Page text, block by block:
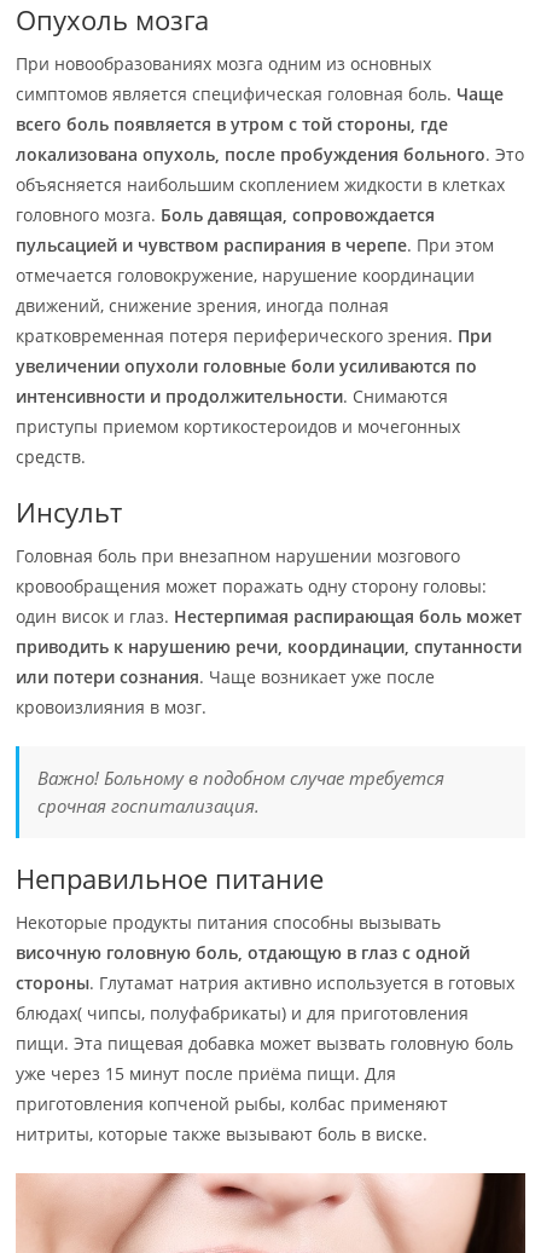
Опухоль мозга
При новообразованиях мозга одним из основных
симптомов является специфическая головная боль. Чаще
всего боль появляется в утром с той стороны, где
локализована опухоль, после пробуждения больного. Это
объясняется наибольшим скоплением жидкости в клетках
головного мозга. Боль давящая, сопровождается
пульсацией и чувством распирания в черепе. При этом
отмечается головокружение, нарушение координации
движений, снижение зрения, иногда полная
кратковременная потеря периферического зрения. При
увеличении опухоли головные боли усиливаются по
интенсивности и продолжительности. Снимаются
приступы приемом кортикостероидов и мочегонных
средств.
Инсульт
Головная боль при внезапном нарушении мозгового
кровообращения может поражать одну сторону головы:
один висок и глаз. Нестерпимая распирающая боль может
приводить к нарушению речи, координации, спутанности
или потери сознания. Чаще возникает уже после
кровоизлияния в мозг.
Важно! Больному в подобном случае требуется
срочная госпитализация.
Неправильное питание
Некоторые продукты питания способны вызывать
височную головную боль, отдающую в глаз с одной
стороны. Глутамат натрия активно используется в готовых
блюдах( чипсы, полуфабрикаты) и для приготовления
пищи. Эта пищевая добавка может вызвать головную боль
уже через 15 минут после приёма пищи. Для
приготовления копченой рыбы, колбас применяют
нитриты, которые также вызывают боль в виске.